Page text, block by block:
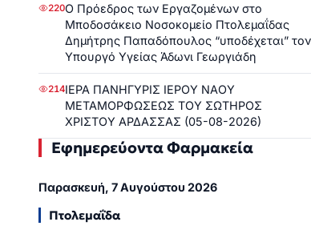
220Ο Πρόεδρος των Εργαζομένων στο
Μποδοσάκειο Νοσοκομείο Πτολεμαΐδας
Δημήτρης Παπαδόπουλος “υποδέχεται” τον
Υπουργό Υγείας Άδωνι Γεωργιάδη
214ΙΕΡΑ ΠΑΝΗΓΥΡΙΣ ΙΕΡΟΥ ΝΑΟΥ
ΜΕΤΑΜΟΡΦΩΣΕΩΣ ΤΟΥ ΣΩΤΗΡΟΣ
ΧΡΙΣΤΟΥ ΑΡΔΑΣΣΑΣ (05-08-2026)
Εφημερεύοντα Φαρμακεία
Παρασκευή, 7 Αυγούστου 2026
Πτολεμαΐδα